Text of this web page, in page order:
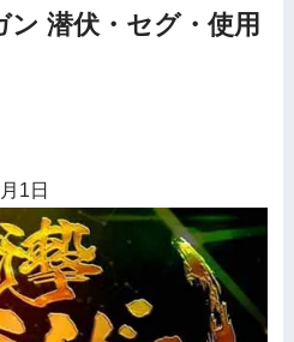
潜伏・セグ・使用
1日